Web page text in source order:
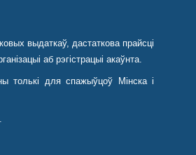
выдаткаў, дастаткова прайсці
аб рэгістрацыі акаўнта.
толькі для спажыўцоў Мінска і